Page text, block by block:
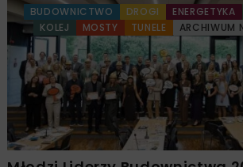
BUDOWNICTWO DROGI ENERGETYKA
KOLEJ
MOSTY TUNELE ARCHIWUM